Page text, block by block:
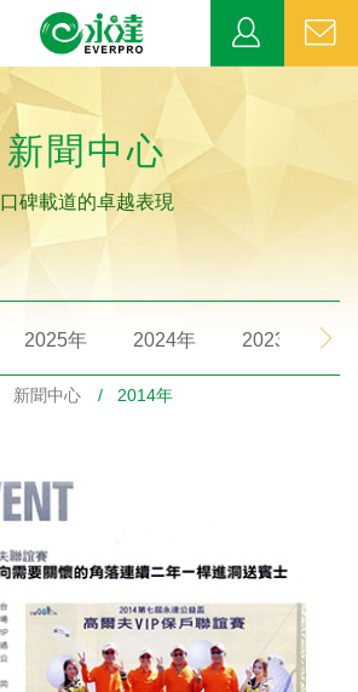
2025年 2024年 2023年
新聞中心
口碑載道的卓越表現
新聞中心 / 2014年